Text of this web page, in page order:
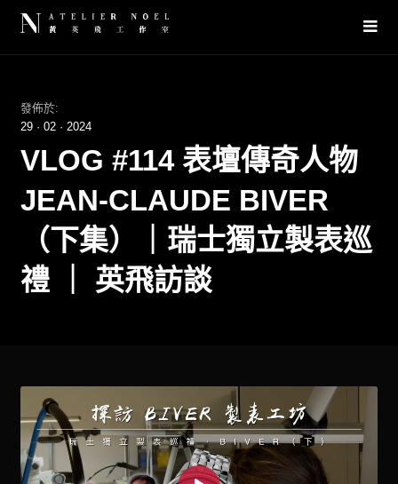
發佈於:
29 · 02 · 2024
VLOG #114 表壇傳奇人物
JEAN-CLAUDE BIVER
（下集）｜瑞士獨立製表巡
禮 ｜ 英飛訪談